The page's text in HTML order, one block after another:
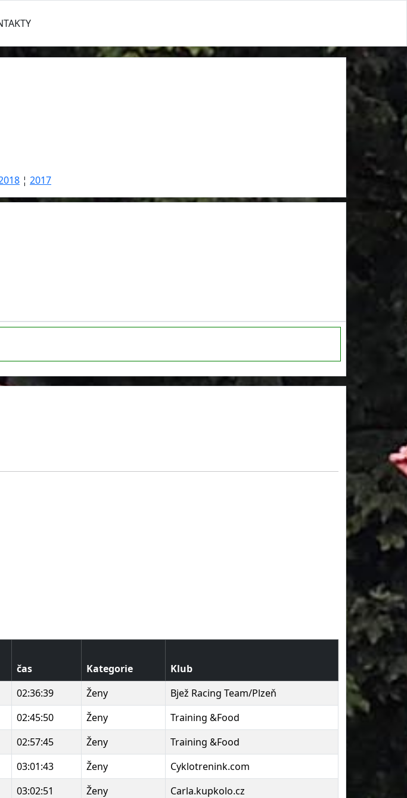
¦ 2017
čas Kategorie
Klub
02:36:39 Ženy
Bjež Racing Team/Plzeň
02:45:50 Ženy
Training &Food
02:57:45 Ženy
Training &Food
03:01:43 Ženy
Cyklotrenink.com
03:02:51 Ženy
Carla.kupkolo.cz